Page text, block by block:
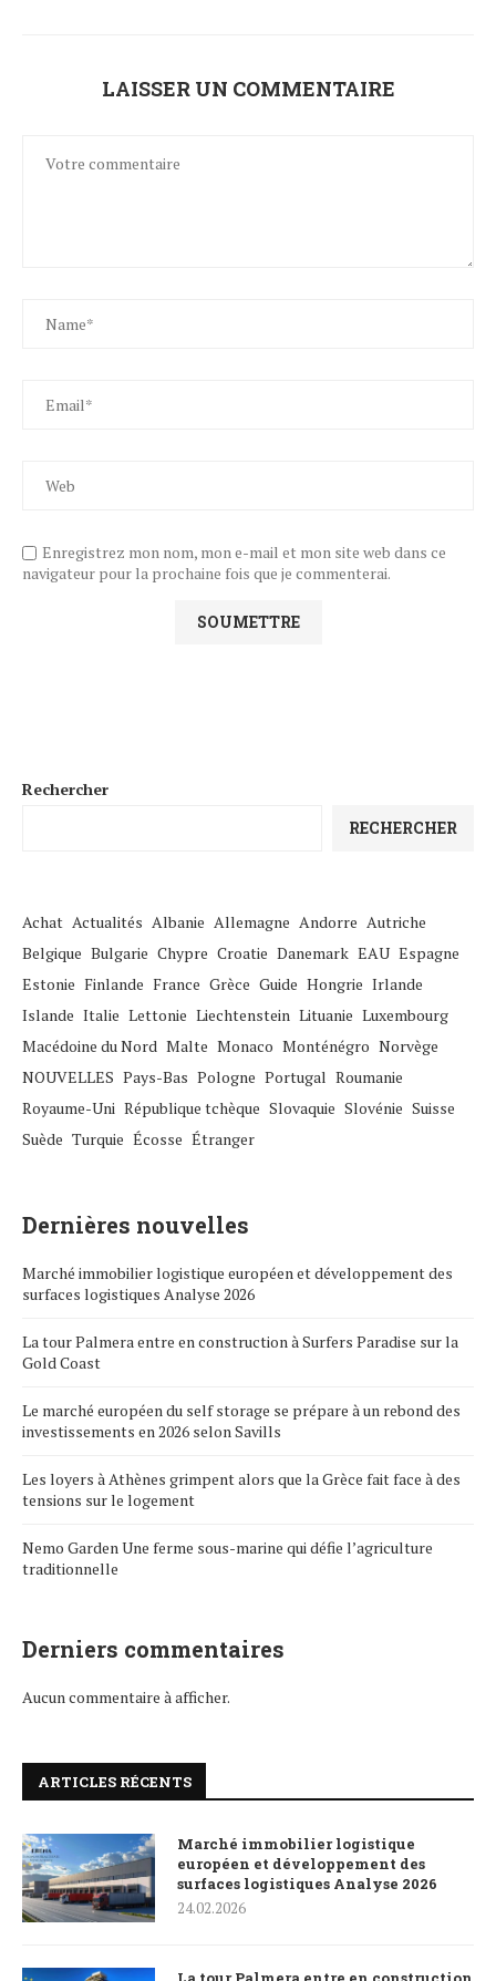
LAISSER UN COMMENTAIRE
Enregistrez mon nom, mon e-mail et mon site web dans ce
navigateur pour la prochaine fois que je commenterai.
Rechercher
RECHERCHER
Achat Actualités Albanie Allemagne Andorre Autriche
Belgique Bulgarie Chypre Croatie Danemark EAU Espagne
Estonie Finlande France Grèce Guide Hongrie Irlande
Islande Italie Lettonie Liechtenstein Lituanie Luxembourg
Macédoine du Nord Malte Monaco Monténégro Norvège
NOUVELLES Pays-Bas Pologne Portugal Roumanie
Royaume-Uni République tchèque Slovaquie Slovénie Suisse
Suède Turquie Écosse Étranger
Dernières nouvelles
Marché immobilier logistique européen et développement des
surfaces logistiques Analyse 2026
La tour Palmera entre en construction à Surfers Paradise sur la
Gold Coast
Le marché européen du self storage se prépare à un rebond des
investissements en 2026 selon Savills
Les loyers à Athènes grimpent alors que la Grèce fait face à des
tensions sur le logement
Nemo Garden Une ferme sous-marine qui défie l’agriculture
traditionnelle
Derniers commentaires
Aucun commentaire à afficher.
ARTICLES RÉCENTS
Marché immobilier logistique
européen et développement des
surfaces logistiques Analyse 2026
24.02.2026